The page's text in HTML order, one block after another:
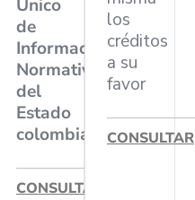
Único
de
Información
Normativa
del
Estado
colombiano
CONSULTAR
los
créditos
a su
favor
CONSULTAR